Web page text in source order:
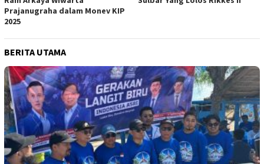
Prajanugraha dalam Monev KIP
2025
BERITA UTAMA